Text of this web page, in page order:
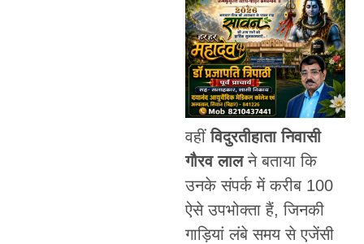
वहींविदुरतीहाता निवासी
गौरव लालने बताया कि
उनके संपर्क में करीब 100
ऐसे उपभोक्ता हैं, जिनकी
गाड़ियां लंबे समय से एजेंसी